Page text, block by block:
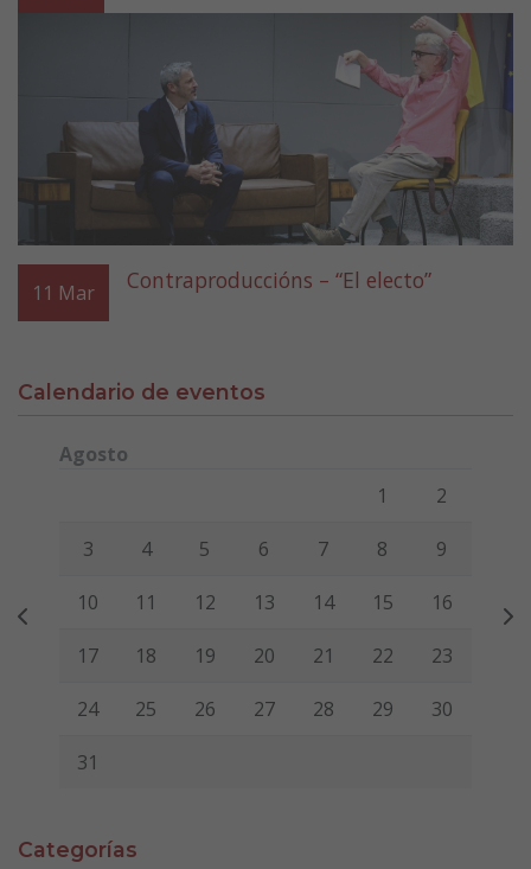
11 Mar Contraproduccións – “El electo”
Calendario de eventos
Agosto
Viernes Sábado
1 2
3 4 5 6 7 8 9
10 11 12 13 14 15 16
17 18 19 20 21 22 23
24 25 26 27 28 29 30
31
Categorías